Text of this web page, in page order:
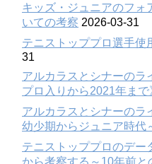
キッズ・ジュニアのフォ
いての考察 2026-03-31
テニストッププロ選手使
31
アルカラスとシナーのラ
プロ入りから2021年まで
アルカラスとシナーのラ
幼少期からジュニア時代
テニストッププロのデー
から考察する～10年前と